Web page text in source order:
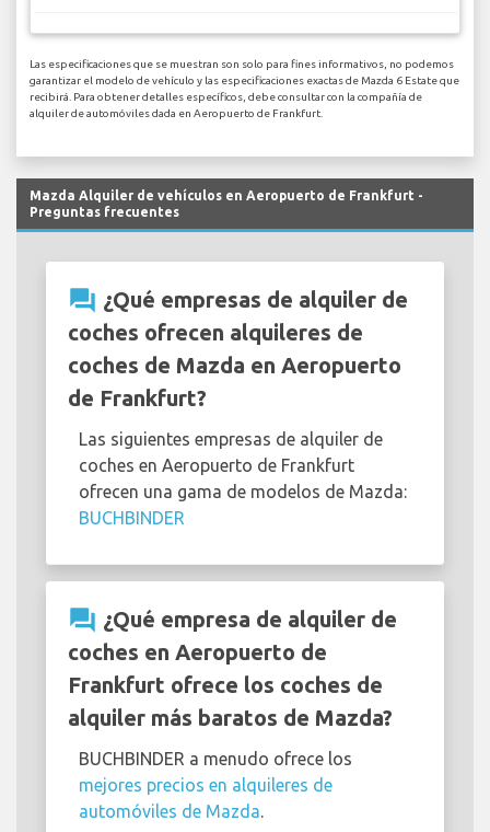
Las especificaciones que se muestran son solo para fines informativos, no podemos
garantizar el modelo de vehículo y las especificaciones exactas de Mazda 6 Estate que
recibirá. Para obtener detalles específicos, debe consultar con la compañía de
alquiler de automóviles dada en Aeropuerto de Frankfurt.
Mazda Alquiler de vehículos en Aeropuerto de Frankfurt -
Preguntas frecuentes
question_answer ¿Qué empresas de alquiler de
coches ofrecen alquileres de
coches de Mazda en Aeropuerto
de Frankfurt?
Las siguientes empresas de alquiler de
coches en Aeropuerto de Frankfurt
ofrecen una gama de modelos de Mazda:
BUCHBINDER
question_answer ¿Qué empresa de alquiler de
coches en Aeropuerto de
Frankfurt ofrece los coches de
alquiler más baratos de Mazda?
BUCHBINDER a menudo ofrece los
mejores precios en alquileres de
automóviles de Mazda